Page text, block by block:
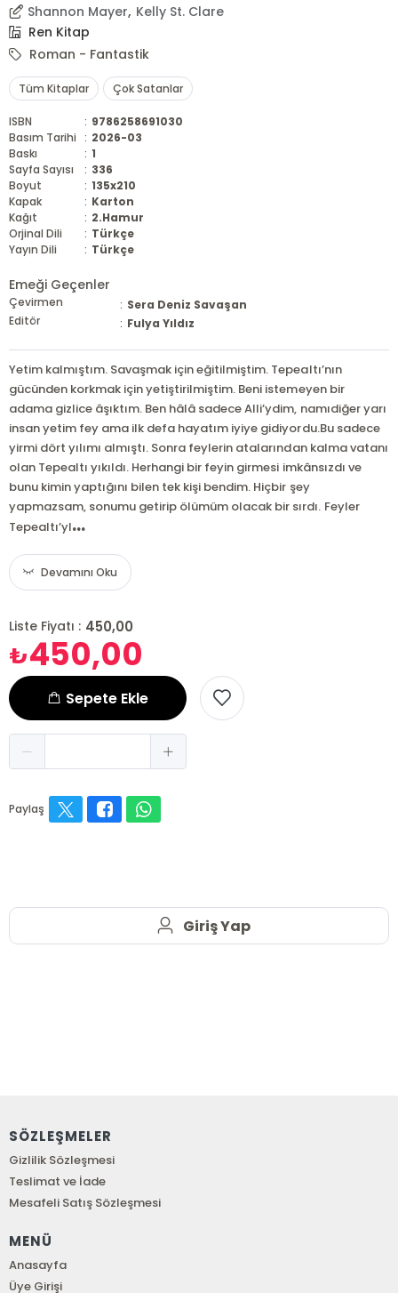
Shannon Mayer, Kelly St. Clare
Ren Kitap
Roman - Fantastik
Tüm Kitaplar Çok Satanlar
ISBN : 9786258691030
Basım Tarihi : 2026-03
Baskı
: 1
Sayfa Sayısı
: 336
Boyut
: 135x210
Kapak
: Karton
Kağıt
: 2.Hamur
Orjinal Dili
: Türkçe
Yayın Dili
: Türkçe
Emeği Geçenler
Çevirmen : Sera Deniz Savaşan
Editör
: Fulya Yıldız
Yetim kalmıştım. Savaşmak için eğitilmiştim. Tepealtı’nın
gücünden korkmak için yetiştirilmiştim. Beni istemeyen bir
adama gizlice âşıktım. Ben hâlâ sadece Alli’ydim, namıdiğer yarı
insan yetim fey ama ilk defa hayatım iyiye gidiyordu.Bu sadece
yirmi dört yılımı almıştı. Sonra feylerin atalarından kalma vatanı
olan Tepealtı yıkıldı. Herhangi bir feyin girmesi imkânsızdı ve
bunu kimin yaptığını bilen tek kişi bendim. Hiçbir şey
yapmazsam, sonumu getirip ölümüm olacak bir sırdı. Feyler
Tepealtı’yl...
Devamını Oku
Liste Fiyatı : 450,00
₺450,00
Sepete Ekle
Paylaş
Giriş Yap
SÖZLEŞMELER
Gizlilik Sözleşmesi
Teslimat ve İade
Mesafeli Satış Sözleşmesi
MENÜ
Anasayfa
Üye Girişi